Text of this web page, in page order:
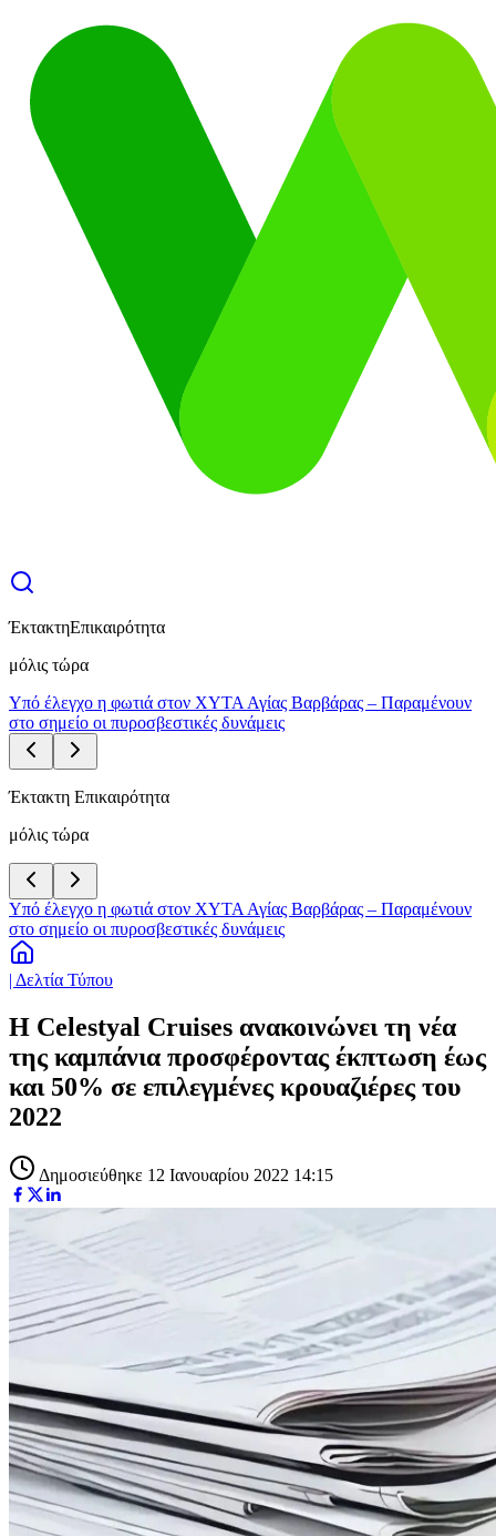
ΈκτακτηΕπικαιρότητα
μόλις τώρα
Υπό έλεγχο η φωτιά στον ΧΥΤΑ Αγίας Βαρβάρας – Παραμένουν
στο σημείο οι πυροσβεστικές δυνάμεις
Έκτακτη Επικαιρότητα
μόλις τώρα
Υπό έλεγχο η φωτιά στον ΧΥΤΑ Αγίας Βαρβάρας – Παραμένουν
στο σημείο οι πυροσβεστικές δυνάμεις
| Δελτία Τύπου
Η Celestyal Cruises ανακοινώνει τη νέα
της καμπάνια προσφέροντας έκπτωση έως
και 50% σε επιλεγμένες κρουαζιέρες του
2022
Δημοσιεύθηκε 12 Ιανουαρίου 2022 14:15